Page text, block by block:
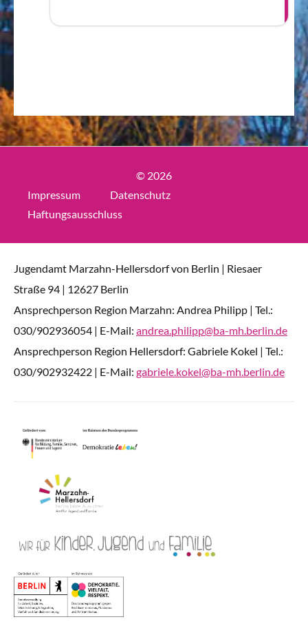
© 2026
Impressum
Datenschutz
Haftungsausschluss
Jugendamt Marzahn-Hellersdorf von Berlin | Riesaer
Straße 94 | 12627 Berlin
Ansprechperson Region Marzahn: Andrea Philipp | Tel.:
030/902936054 | E-Mail: andrea.philipp@ba-mh.berlin.de
Ansprechperson Region Hellersdorf: Gabriele Kokel | Tel.:
030/902932422 | E-Mail: gabriele.kokel@ba-mh.berlin.de